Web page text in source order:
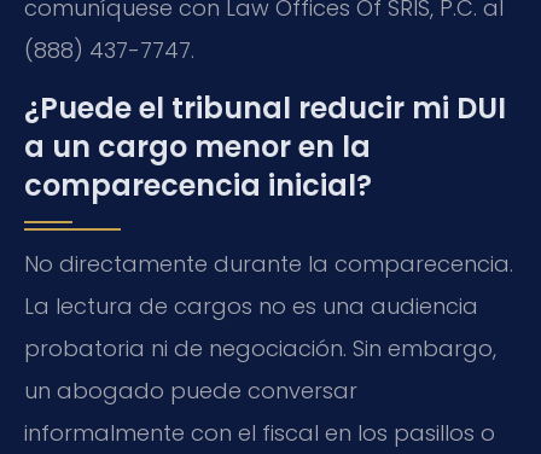
comuníquese con Law Offices Of SRIS, P.C. al
(888) 437-7747.
¿Puede el tribunal reducir mi DUI
a un cargo menor en la
comparecencia inicial?
No directamente durante la comparecencia.
La lectura de cargos no es una audiencia
probatoria ni de negociación. Sin embargo,
un abogado puede conversar
informalmente con el fiscal en los pasillos o